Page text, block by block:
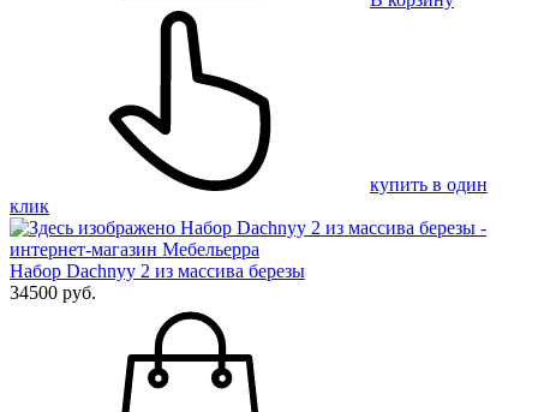
купить в один
клик
Набор Dachnyy 2 из массива березы
34500 руб.